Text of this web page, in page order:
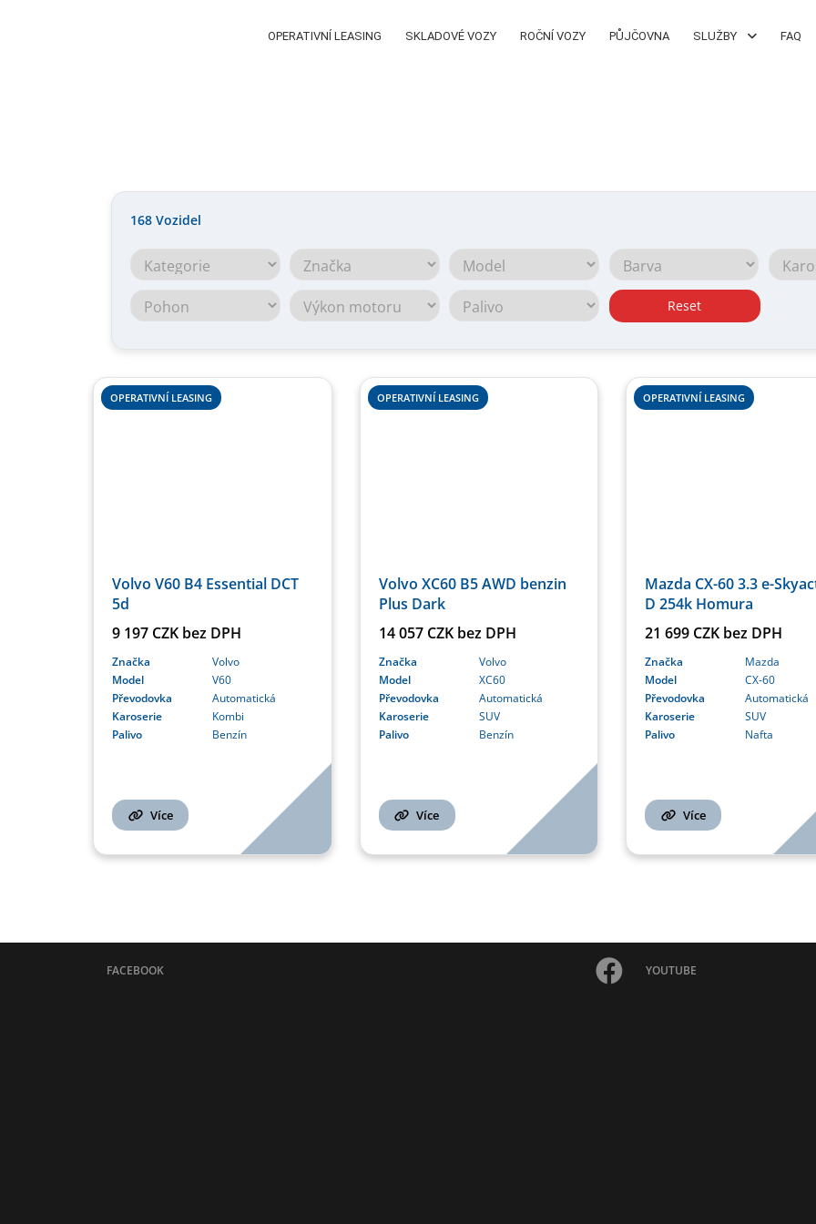
OPERATIVNÍ LEASING SKLADOVÉ VOZY ROČNÍ VOZY PŮJČOVNA SLUŽBY FAQ
168 Vozidel
Reset
OPERATIVNÍ LEASING
Volvo V60 B4 Essential DCT
5d
9 197 CZK bez DPH
Značka
Volvo
Model
V60
Převodovka
Automatická
Karoserie
Kombi
Palivo
Benzín
Více
OPERATIVNÍ LEASING
Volvo XC60 B5 AWD benzin
Plus Dark
14 057 CZK bez DPH
Značka
Volvo
Model
XC60
Převodovka
Automatická
Karoserie
SUV
Palivo
Benzín
Více
OPERATIVNÍ LEASING
Mazda CX-60 3.3 e-
D 254k Homura
21 699 CZK bez DPH
Značka
Mazda
Model
CX-60
Převodovka
Automatická
Karoserie
SUV
Palivo
Nafta
Více
FACEBOOK YOUTUBE